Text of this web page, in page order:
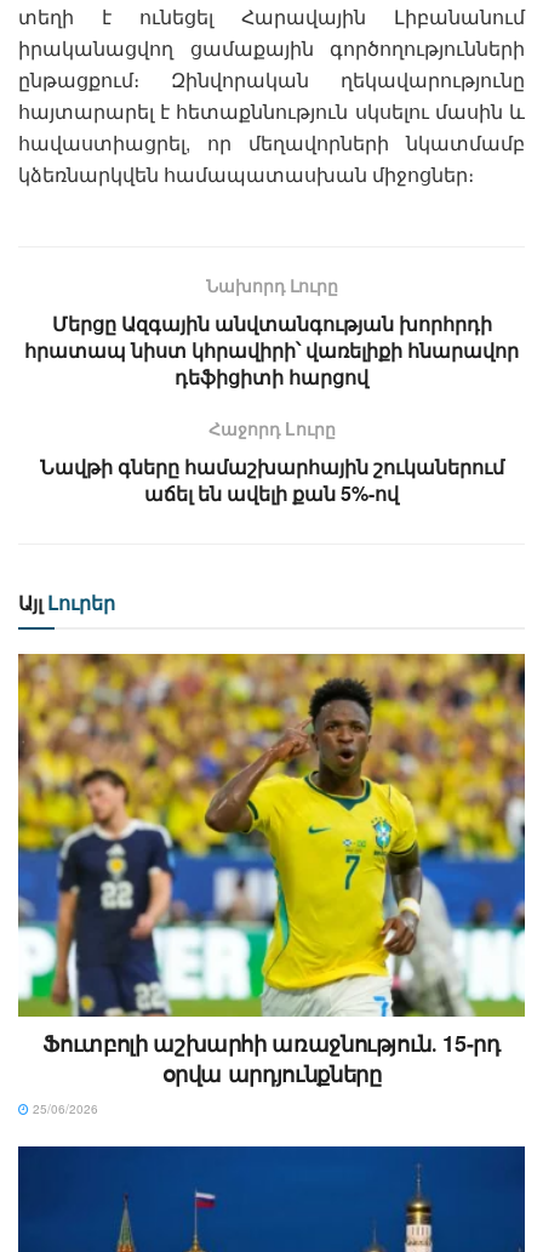
տեղի է ունեցել Հարավային Լիբանանում
իրականացվող ցամաքային գործողությունների
ընթացքում։ Զինվորական ղեկավարությունը
հայտարարել է հետաքննություն սկսելու մասին և
հավաստիացրել, որ մեղավորների նկատմամբ
կձեռնարկվեն համապատասխան միջոցներ։
Նախորդ Լուրը
Մերցը Ազգային անվտանգության խորհրդի
հրատապ նիստ կհրավիրի՝ վառելիքի հնարավոր
դեֆիցիտի հարցով
Հաջորդ Lուրը
Նավթի գները համաշխարհային շուկաներում
աճել են ավելի քան 5%-ով
Այլ Լուրեր
Ֆուտբոլի աշխարհի առաջնություն․ 15-րդ
օրվա արդյունքները
25/06/2026